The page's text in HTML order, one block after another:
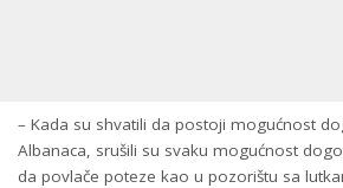
– Kada su shvatili da postoji mogućnost
Albanaca, srušili su svaku mogućnost
da povlače poteze kao u pozorištu sa